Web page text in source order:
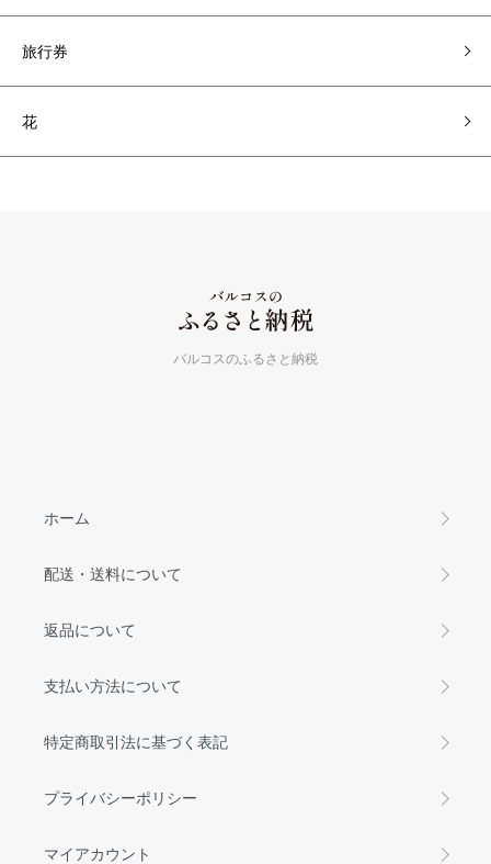
旅行券
花
バルコスのふるさと納税
ホーム
配送・送料について
返品について
支払い方法について
特定商取引法に基づく表記
プライバシーポリシー
マイアカウント